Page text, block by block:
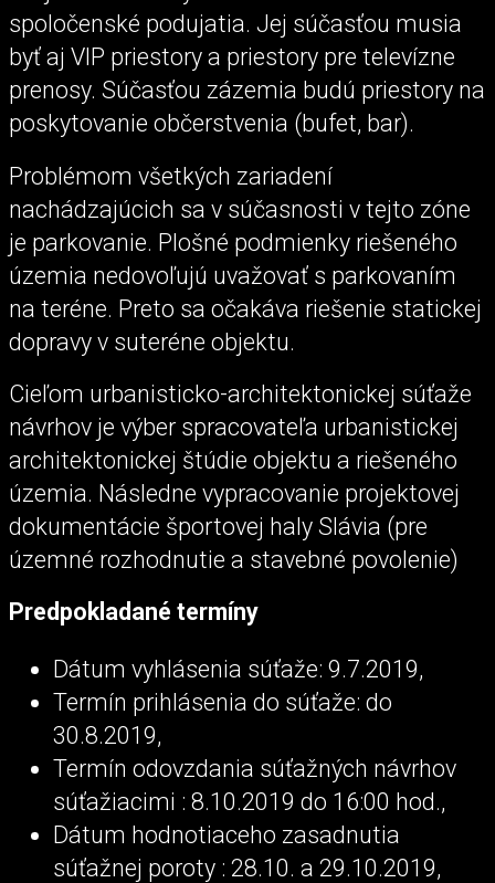
spoločenské podujatia. Jej súčasťou musia
byť aj VIP priestory a priestory pre televízne
prenosy. Súčasťou zázemia budú priestory na
poskytovanie občerstvenia (bufet, bar).
Problémom všetkých zariadení
nachádzajúcich sa v súčasnosti v tejto zóne
je parkovanie. Plošné podmienky riešeného
územia nedovoľujú uvažovať s parkovaním
na teréne. Preto sa očakáva riešenie statickej
dopravy v suteréne objektu.
Cieľom urbanisticko-architektonickej súťaže
návrhov je výber spracovateľa urbanistickej
architektonickej štúdie objektu a riešeného
územia. Následne vypracovanie projektovej
dokumentácie športovej haly Slávia (pre
územné rozhodnutie a stavebné povolenie)
Predpokladané termíny
Dátum vyhlásenia súťaže: 9.7.2019,
Termín prihlásenia do súťaže: do
30.8.2019,
Termín odovzdania súťažných návrhov
súťažiacimi : 8.10.2019 do 16:00 hod.,
Dátum hodnotiaceho zasadnutia
súťažnej poroty : 28.10. a 29.10.2019,